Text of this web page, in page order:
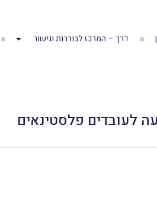
דרך – המרכז לבוררות וגישור
לעובדים פלסטינאים